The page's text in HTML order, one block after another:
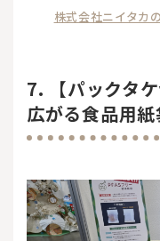
株式会社ニイタカ
7. 【パックタ
広がる食品用